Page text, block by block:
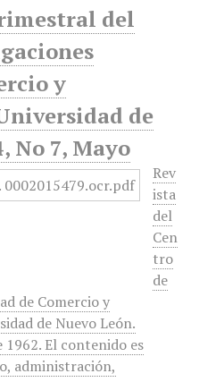
del
y
de
No 7, Mayo
Rev
ista
del
Cen
tro
de
de Comercio y
de Nuevo León.
1962. El contenido es
administración,